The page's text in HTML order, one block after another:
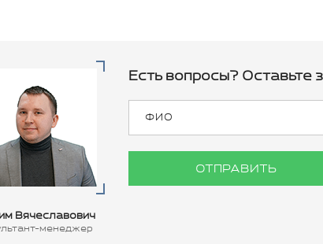
Вячеславович
менеджер
Есть вопросы? Оставьте
ОТПРАВИТЬ